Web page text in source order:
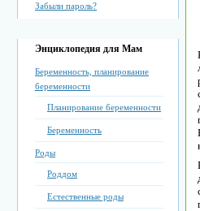
Забыли пароль?
Энциклопедия для Мам
Беременность, планирование
беременности
Планирование беременности
Беременность
Роды
Роддом
Естественные роды